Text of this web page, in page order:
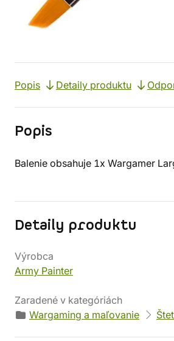
Popis Detaily produktu
Popis
Balenie obsahuje 1x Wargamer
Detaily produktu
Výrobca
Army Painter
Zaradené v kategóriách
Wargaming a maľovanie